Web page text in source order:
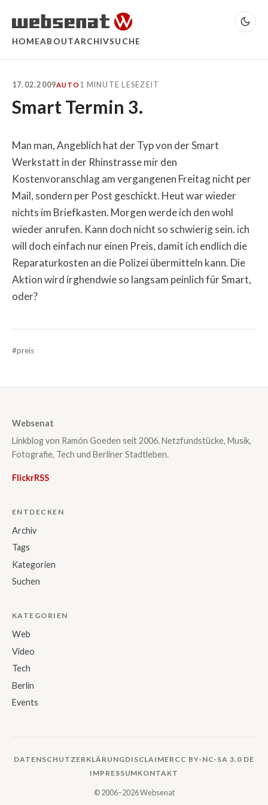
HOMEABOUTARCHIVSUCHE
17.02.2009AUTO 1 MINUTE LESEZEIT
Smart Termin 3.
Man man, Angeblich hat der Typ von der Smart
Werkstatt in der Rhinstrasse mir den
Kostenvoranschlag am vergangenen Freitag nicht per
Mail, sondern per Post geschickt. Heut war wieder
nichts im Briefkasten. Morgen werde ich den wohl
wieder anrufen. Kann doch nicht so schwierig sein. ich
will doch einfach nur einen Preis, damit ich endlich die
Reparaturkosten an die Polizei übermitteln kann. Die
Aktion wird irghendwie so langsam peinlich für Smart,
oder?
#preis
Websenat
Linkblog von Ramón Goeden seit 2006. Netzfundstücke, Musik,
Fotografie, Tech und Berliner Stadtleben.
FlickrRSS
ENTDECKEN
Archiv
Tags
Kategorien
Suchen
KATEGORIEN
Web
Video
Tech
Berlin
Events
DATENSCHUTZERKLÄRUNGDISCLAIMER CC BY-NC-SA 3.0 DE
IMPRESSUMKONTAKT
© 2006–2026 Websenat